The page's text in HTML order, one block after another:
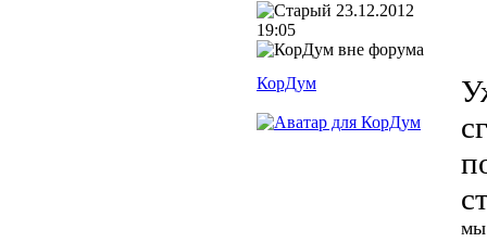
23.12.2012
19:05
КорДум
мы